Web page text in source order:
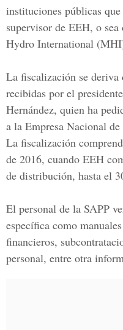
instituciones públicas
supervisor de EEH, o sea
Hydro International
La fiscalización se deriva
recibidas por el
Hernández, quien ha
a la Empresa Nacional
La fiscalización
de 2016, cuando EEH
de distribución, hasta el
El personal de la SAPP
específica como
financieros,
personal, entre otra